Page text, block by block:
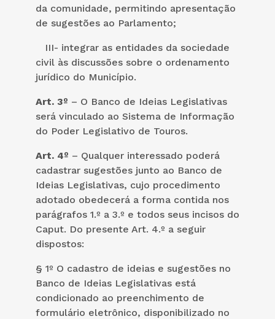
da comunidade, permitindo apresentação
de sugestões ao Parlamento;
III- integrar as entidades da sociedade
civil às discussões sobre o ordenamento
jurídico do Município.
Art. 3º – O Banco de Ideias Legislativas
será vinculado ao Sistema de Informação
do Poder Legislativo de Touros.
Art. 4º – Qualquer interessado poderá
cadastrar sugestões junto ao Banco de
Ideias Legislativas, cujo procedimento
adotado obedecerá a forma contida nos
parágrafos 1.º a 3.º e todos seus incisos do
Caput. Do presente Art. 4.º a seguir
dispostos:
§ 1º O cadastro de ideias e sugestões no
Banco de Ideias Legislativas está
condicionado ao preenchimento de
formulário eletrônico, disponibilizado no